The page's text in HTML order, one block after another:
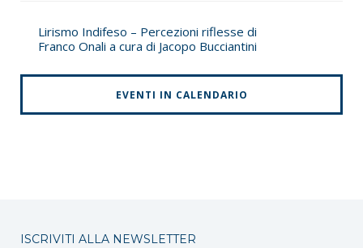
Lirismo Indifeso – Percezioni riflesse di
Franco Onali a cura di Jacopo Bucciantini
EVENTI IN CALENDARIO
ISCRIVITI ALLA NEWSLETTER